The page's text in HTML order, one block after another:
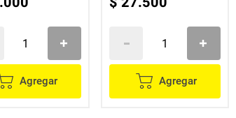
Agregar Agregar